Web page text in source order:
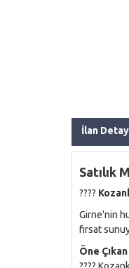
İlan
Satılık
????
Girne'nin
fırsat
Öne